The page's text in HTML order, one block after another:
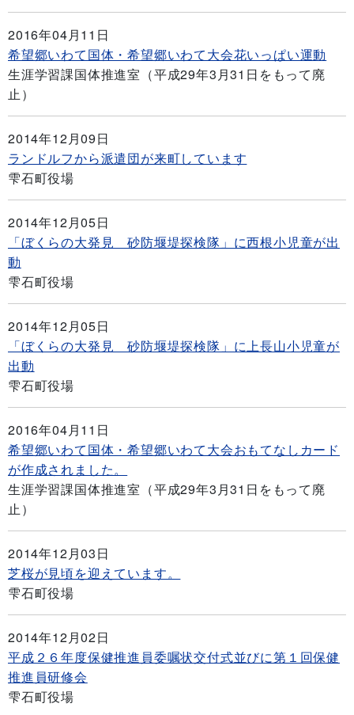
2016年04月11日
希望郷いわて国体・希望郷いわて大会花いっぱい運動
生涯学習課国体推進室（平成29年3月31日をもって廃
止）
2014年12月09日
ランドルフから派遣団が来町しています
雫石町役場
2014年12月05日
「ぼくらの大発見 砂防堰堤探検隊」に西根小児童が出
動
雫石町役場
2014年12月05日
「ぼくらの大発見 砂防堰堤探検隊」に上長山小児童が
出動
雫石町役場
2016年04月11日
希望郷いわて国体・希望郷いわて大会おもてなしカード
が作成されました。
生涯学習課国体推進室（平成29年3月31日をもって廃
止）
2014年12月03日
芝桜が見頃を迎えています。
雫石町役場
2014年12月02日
平成２６年度保健推進員委嘱状交付式並びに第１回保健
推進員研修会
雫石町役場